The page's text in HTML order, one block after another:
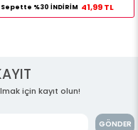
Sepette %30 İNDİRİM 41,99 TL
için kayıt olun!
GÖNDER